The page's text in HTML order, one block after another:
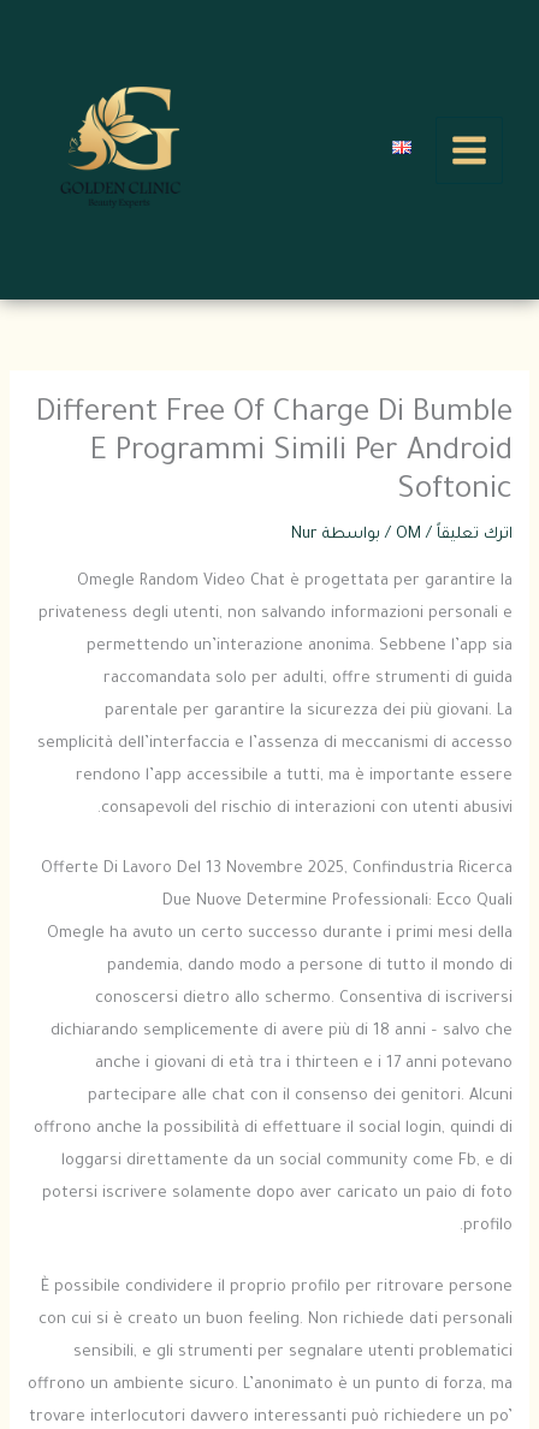
Different Free Of Charge Di Bumble
E Programmi Simili Per Android
Softonic
اترك تعليقاً /
OM / بواسطة Nur
Omegle Random Video Chat è progettata per garantire la
privateness degli utenti, non salvando informazioni personali e
permettendo un’interazione anonima. Sebbene l’app sia
raccomandata solo per adulti, offre strumenti di guida
parentale per garantire la sicurezza dei più giovani. La
semplicità dell’interfaccia e l’assenza di meccanismi di accesso
rendono l’app accessibile a tutti, ma è importante essere
consapevoli del rischio di interazioni con utenti abusivi.
Offerte Di Lavoro Del 13 Novembre 2025, Confindustria Ricerca
Due Nuove Determine Professionali: Ecco Quali
Omegle ha avuto un certo successo durante i primi mesi della
pandemia, dando modo a persone di tutto il mondo di
conoscersi dietro allo schermo. Consentiva di iscriversi
dichiarando semplicemente di avere più di 18 anni – salvo che
anche i giovani di età tra i thirteen e i 17 anni potevano
partecipare alle chat con il consenso dei genitori. Alcuni
offrono anche la possibilità di effettuare il social login, quindi di
loggarsi direttamente da un social community come Fb, e di
potersi iscrivere solamente dopo aver caricato un paio di foto
profilo.
È possibile condividere il proprio profilo per ritrovare persone
con cui si è creato un buon feeling. Non richiede dati personali
sensibili, e gli strumenti per segnalare utenti problematici
offrono un ambiente sicuro. L’anonimato è un punto di forza, ma
trovare interlocutori davvero interessanti può richiedere un po’